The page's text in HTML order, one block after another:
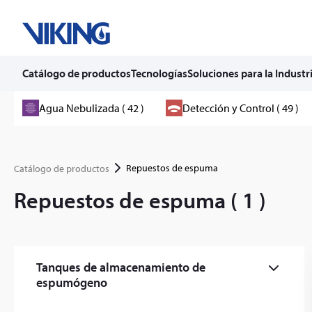
Catálogo de productosTecnologíasSoluciones para la
Agua Nebulizada ( 42 ) Detección y Control ( 49 )
Catálogo de productos Repuestos de espuma
Repuestos de espuma ( 1 )
Tanques de almacenamiento de
espumógeno